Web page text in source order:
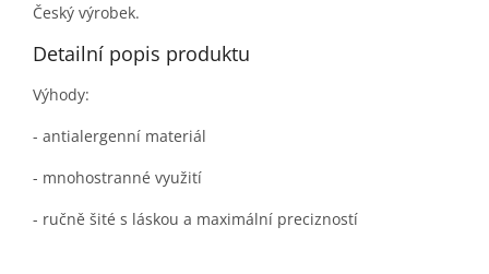
Český výrobek.
Detailní popis produktu
Výhody:
- antialergenní materiál
- mnohostranné využití
- ručně šité s láskou a maximální precizností